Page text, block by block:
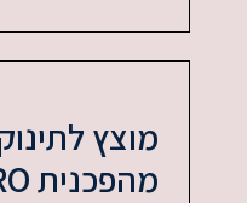
מוצץ
מהפכנית SX PRO